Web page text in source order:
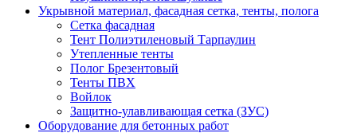
Укрывной материал, фасадная сетка, тенты, полога
Сетка фасадная
Тент Полиэтиленовый Тарпаулин
Утепленные тенты
Полог Брезентовый
Тенты ПВХ
Войлок
Защитно-улавливающая сетка (ЗУС)
Оборудование для бетонных работ